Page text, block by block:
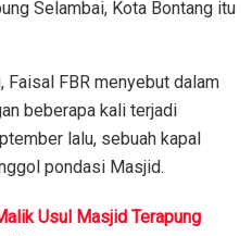
Selambai, Kota Bontang itu
Faisal FBR menyebut dalam
beberapa kali terjadi
lalu, sebuah kapal
pondasi Masjid.
Usul Masjid Terapung